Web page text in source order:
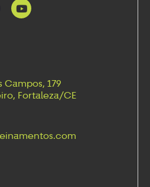
Campos, 179
Fortaleza/CE